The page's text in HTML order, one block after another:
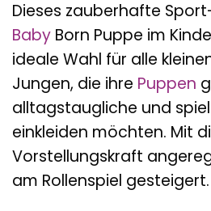
Dieses zauberhafte
Baby Born Puppe im
ideale Wahl für alle
Jungen, die ihre Puppen
alltagstaugliche und
einkleiden möchten. Mit
Vorstellungskraft
am Rollenspiel gesteigert.